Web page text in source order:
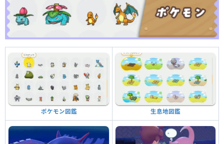
ポケモン図鑑 生息地図鑑